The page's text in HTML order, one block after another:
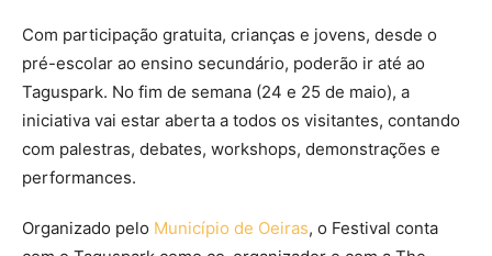
Com participação gratuita, crianças e jovens, desde o
pré-escolar ao ensino secundário, poderão ir até ao
Taguspark. No fim de semana (24 e 25 de maio), a
iniciativa vai estar aberta a todos os visitantes, contando
com palestras, debates, workshops, demonstrações e
performances.
Organizado pelo Município de Oeiras, o Festival conta